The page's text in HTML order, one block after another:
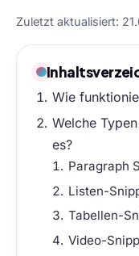
Zuletzt aktualisiert:
Wie
Welche
es?
Paragraph
Listen-
Tabellen-
Video-